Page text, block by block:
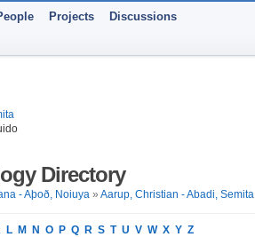
Projects Discussions
Directory
- Aþoð, Noiuya » Aarup, Christian - Abadi, Semita
L M N O P Q R S T U V W X Y Z